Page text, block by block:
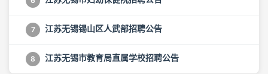
7 江苏无锡锡山区人武部招聘公告
8 江苏无锡市教育局直属学校招聘公告